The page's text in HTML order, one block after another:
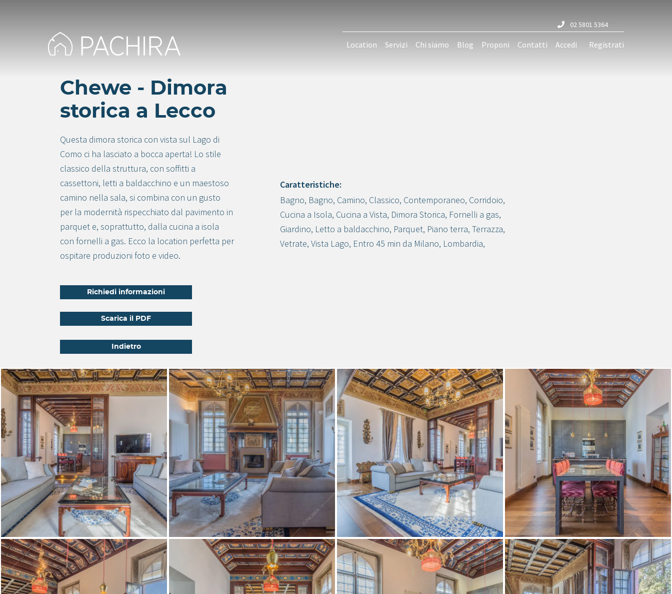
02 5801 5364
Location Servizi Chi siamo Blog Proponi Contatti Accedi Registrati
Chewe - Dimora
storica a Lecco
Questa dimora storica con vista sul Lago di
Como ci ha lasciato a bocca aperta! Lo stile
classico della struttura, con soffitti a
cassettoni, letti a baldacchino e un maestoso
camino nella sala, si combina con un gusto
per la modernità rispecchiato dal pavimento in
parquet e, soprattutto, dalla cucina a isola
con fornelli a gas. Ecco la location perfetta per
ospitare produzioni foto e video.
Richiedi informazioni
Scarica il PDF
Indietro
Crea progetto
Caratteristiche:
Bagno, Bagno, Camino, Classico, Contemporaneo, Corridoio,
Cucina a Isola, Cucina a Vista, Dimora Storica, Fornelli a gas,
Giardino, Letto a baldacchino, Parquet, Piano terra, Terrazza,
Vetrate, Vista Lago, Entro 45 min da Milano, Lombardia,